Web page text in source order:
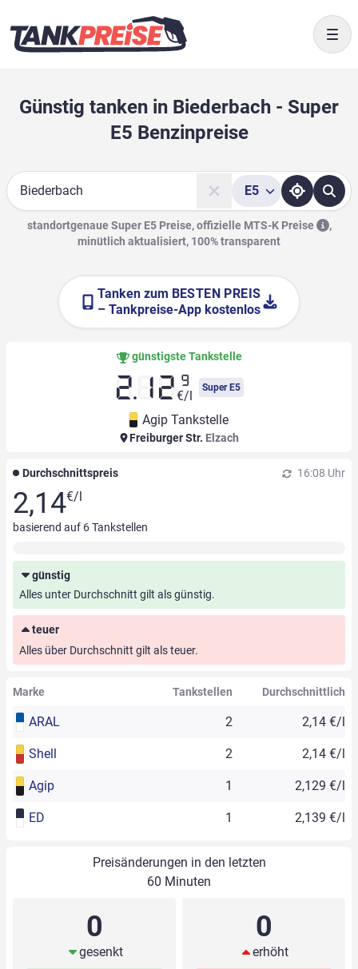
Günstig tanken in Biederbach - Super
E5 Benzinpreise
Suche
E5
standortgenaue Super E5 Preise, offizielle MTS-K Preise
,
minütlich aktualisiert, 100% transparent
Tanken zum BESTEN PREIS
– Tankpreise-App kostenlos
günstigste Tankstelle
2.12 9
€/l
Super E5
Agip Tankstelle
Freiburger Str. Elzach
Durchschnittspreis 16:08 Uhr
2,14€/l
basierend auf 6Tankstellen
günstig
Alles unter Durchschnitt gilt als günstig.
teuer
Alles über Durchschnitt gilt als teuer.
Marke Tankstellen Durchschnittlich
ARAL 2 2,14 €/l
Shell 2 2,14 €/l
Agip 1 2,129 €/l
ED 1 2,139 €/l
Preisänderungen in den letzten
60 Minuten
0
gesenkt
0
erhöht